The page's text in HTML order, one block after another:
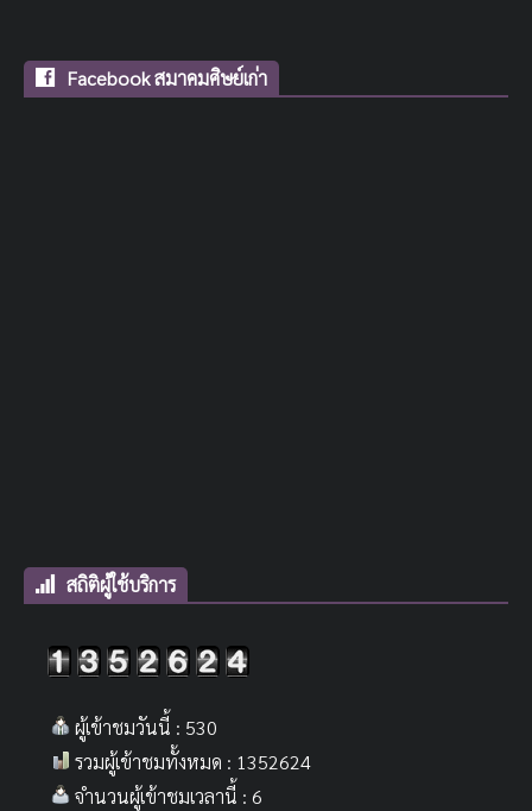
Facebook สมาคมศิษย์เก่า
สถิติผู้ใช้บริการ
ผู้เข้าชมวันนี้ : 530
รวมผู้เข้าชมทั้งหมด : 1352624
จำนวนผู้เข้าชมเวลานี้ : 6